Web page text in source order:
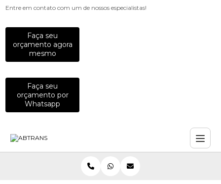
Entre em contato com um de nossos especialistas!
Faça seu
orçamento agora
mesmo
Faça seu
orçamento por
Whatsapp